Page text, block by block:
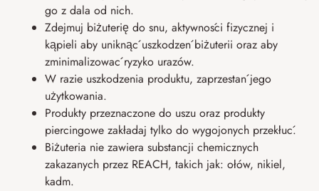
go z dala od nich.
Zdejmuj biżuterię do snu, aktywności fizycznej i
kąpieli aby uniknąć uszkodzeń biżuterii oraz aby
zminimalizować ryzyko urazów.
W razie uszkodzenia produktu, zaprzestań jego
użytkowania.
Produkty przeznaczone do uszu oraz produkty
piercingowe zakładaj tylko do wygojonych przekłuć.
Biżuteria nie zawiera substancji chemicznych
zakazanych przez REACH, takich jak: ołów, nikiel,
kadm.